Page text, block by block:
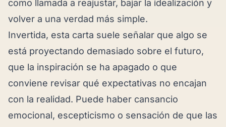
como llamada a reajustar, bajar la idealización y
volver a una verdad más simple.
Invertida, esta carta suele señalar que algo se
está proyectando demasiado sobre el futuro,
que la inspiración se ha apagado o que
conviene revisar qué expectativas no encajan
con la realidad. Puede haber cansancio
emocional, escepticismo o sensación de que las